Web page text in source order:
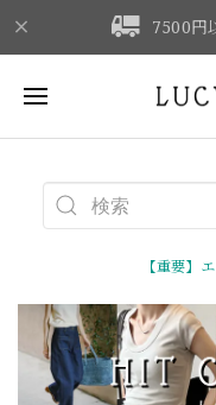
7500円
【重要】